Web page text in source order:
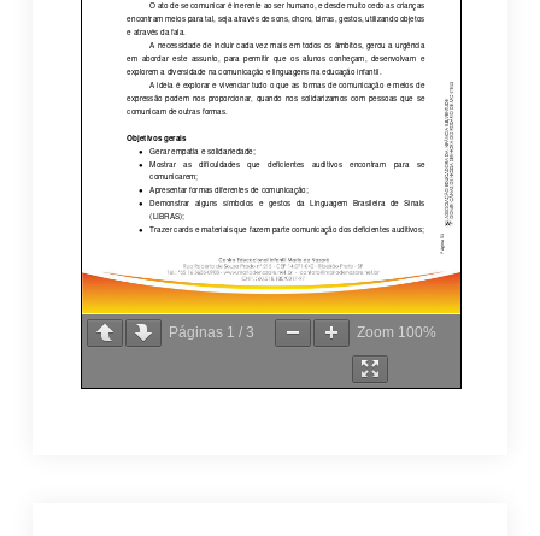
Páginas 1 / 3 Zoom 100%